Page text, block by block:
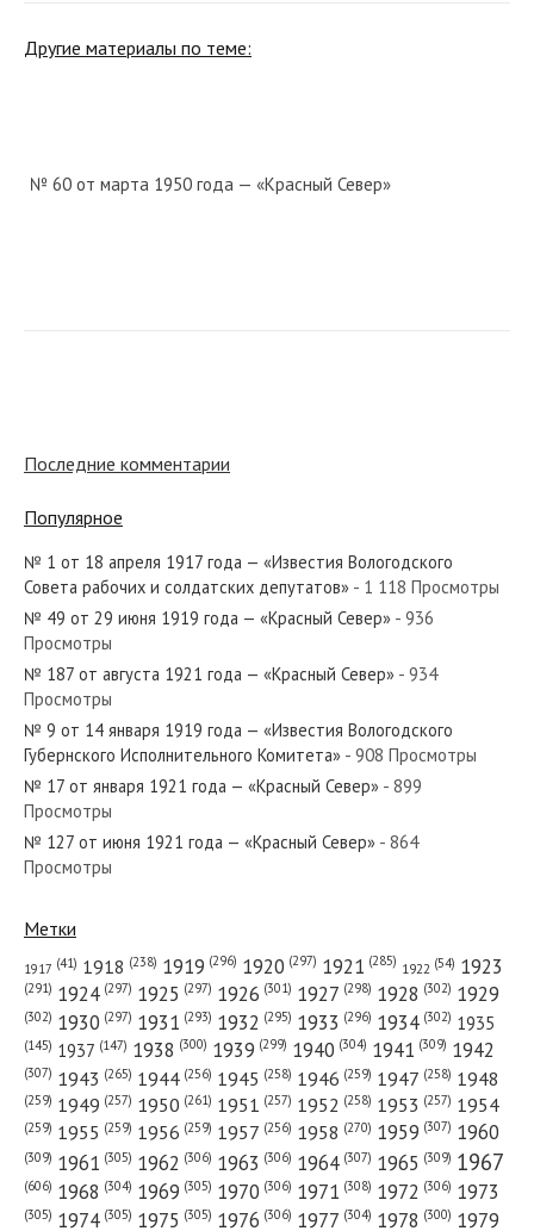
Другие материалы по теме:
№ 60 от марта 1950 года — «Красный Север»
№ 167 от июля 1985 года — «Красный Север»
№ 271 от ноября 1927 года — «Красный Север»
№ 173 от июля 1962 года — «Красный Север»
№ 138 от июля 1951 года — «Красный Север»
№ 302 от декабря 1968 года — «Красный Север»
Последние комментарии
Популярное
№ 1 от 18 апреля 1917 года — «Известия Вологодского
Совета рабочих и солдатских депутатов» - 1 118 Просмотры
№ 49 от 29 июня 1919 года — «Красный Север» - 936
Просмотры
№ 187 от августа 1921 года — «Красный Север» - 934
Просмотры
№ 9 от 14 января 1919 года — «Известия Вологодского
Губернского Исполнительного Комитета» - 908 Просмотры
№ 17 от января 1921 года — «Красный Север» - 899
Просмотры
№ 127 от июня 1921 года — «Красный Север» - 864
Просмотры
Метки
1917 (41) 1918 (238) 1919 (296) 1920 (297) 1921 (285) 1922 (54) 1923
(291) 1924 (297) 1925 (297) 1926 (301) 1927 (298) 1928 (302) 1929
(302) 1930 (297) 1931 (293) 1932 (295) 1933 (296) 1934 (302) 1935
(145) 1937 (147) 1938 (300) 1939 (299) 1940 (304) 1941 (309) 1942
(307) 1943 (265) 1944 (256) 1945 (258) 1946 (259) 1947 (258) 1948
(259) 1949 (257) 1950 (261) 1951 (257) 1952 (258) 1953 (257) 1954
(259) 1955 (259) 1956 (259) 1957 (256) 1958 (270) 1959 (307) 1960
(309) 1961 (305) 1962 (306) 1963 (306) 1964 (307) 1965 (309) 1967
(606) 1968 (304) 1969 (305) 1970 (306) 1971 (308) 1972 (306) 1973
(305) 1974 (305) 1975 (305) 1976 (306) 1977 (304) 1978 (300) 1979